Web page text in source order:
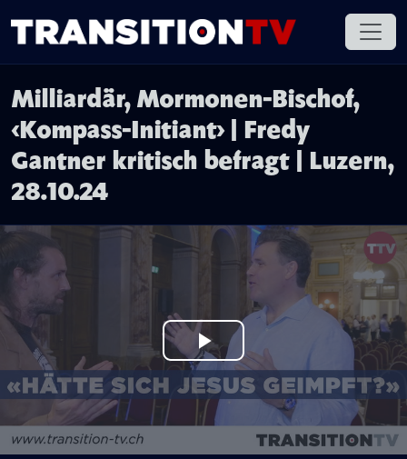
Milliardär, Mormonen-Bischof,
‹Kompass-Initiant› | Fredy
Gantner kritisch befragt | Luzern,
28.10.24